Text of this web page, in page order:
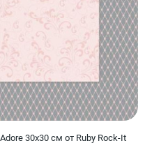
30х30 см от Ruby Rock-It